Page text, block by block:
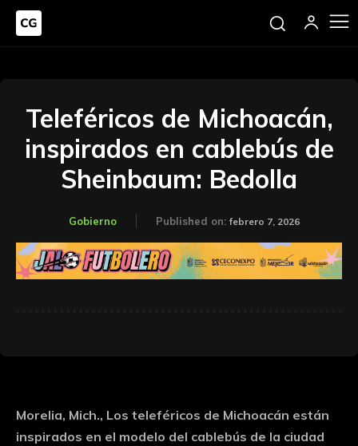
Teleféricos de Michoacán,
inspirados en cablebús de
Sheinbaum: Bedolla
Gobierno Published on: febrero 7, 2026
Morelia, Mich., Los teleféricos de Michoacán están
inspirados en el modelo del cablebús de la ciudad